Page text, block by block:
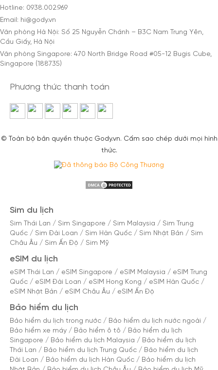
Hotline: 0938.002.969
Email: hi@gody.vn
Văn phòng Hà Nội: Số 25 Nguyễn Chánh – B3C Nam Trung Yên,
Cầu Giấy, Hà Nội
Văn phòng Singapore: 470 North Bridge Road #05-12 Bugis Cube,
Singapore (188735)
Phương thức thanh toán
© Toàn bộ bản quyền thuộc Gody.vn. Cấm sao chép dưới mọi hình
thức.
Sim du lịch
Sim Thái Lan / Sim Singapore / Sim Malaysia / Sim Trung
Quốc / Sim Đài Loan / Sim Hàn Quốc / Sim Nhật Bản / Sim
Châu Âu / Sim Ấn Độ / Sim Mỹ
eSIM du lịch
eSIM Thái Lan / eSIM Singapore / eSIM Malaysia / eSIM Trung
Quốc / eSIM Đài Loan / eSIM Hong Kong / eSIM Hàn Quốc /
eSIM Nhật Bản / eSIM Châu Âu / eSIM Ấn Độ
Bảo hiểm du lịch
Bảo hiểm du lịch trong nước / Bảo hiểm du lịch nước ngoài /
Bảo hiểm xe máy / Bảo hiểm ô tô / Bảo hiểm du lịch
Singapore / Bảo hiểm du lịch Malaysia / Bảo hiểm du lịch
Thái Lan / Bảo hiểm du lịch Trung Quốc / Bảo hiểm du lịch
Đài Loan / Bảo hiểm du lịch Hàn Quốc / Bảo hiểm du lịch